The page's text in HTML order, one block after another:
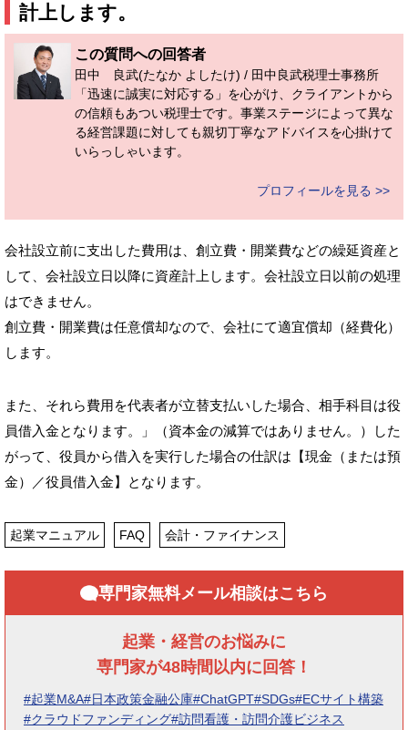
計上します。
この質問への回答者
田中 良武(たなか よしたけ) / 田中良武税理士事務所
「迅速に誠実に対応する」を心がけ、クライアントから
の信頼もあつい税理士です。事業ステージによって異な
る経営課題に対しても親切丁寧なアドバイスを心掛けて
いらっしゃいます。
プロフィールを見る >>
会社設立前に支出した費用は、創立費・開業費などの繰延資産と
して、会社設立日以降に資産計上します。会社設立日以前の処理
はできません。
創立費・開業費は任意償却なので、会社にて適宜償却（経費化）
します。
また、それら費用を代表者が立替支払いした場合、相手科目は役
員借入金となります。」（資本金の減算ではありません。）した
がって、役員から借入を実行した場合の仕訳は【現金（または預
金）／役員借入金】となります。
起業マニュアル FAQ 会計・ファイナンス
専門家無料メール相談はこちら
起業・経営のお悩みに
専門家が48時間以内に回答！
#起業M&A#日本政策金融公庫#ChatGPT#SDGs#ECサイト構築
#クラウドファンディング#訪問看護・訪問介護ビジネス